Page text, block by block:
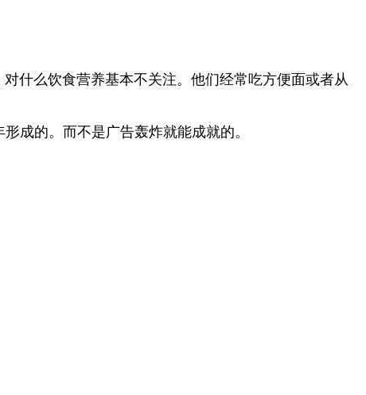
什么饮食营养基本不关注。他们经常吃方便面或者从
成的。而不是广告轰炸就能成就的。